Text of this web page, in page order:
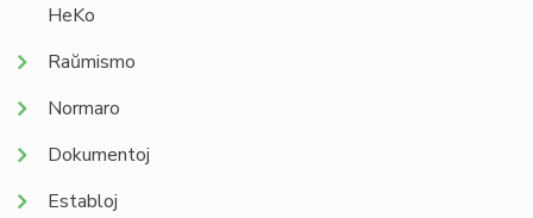
HeKo
Raŭmismo
Normaro
Dokumentoj
Establoj